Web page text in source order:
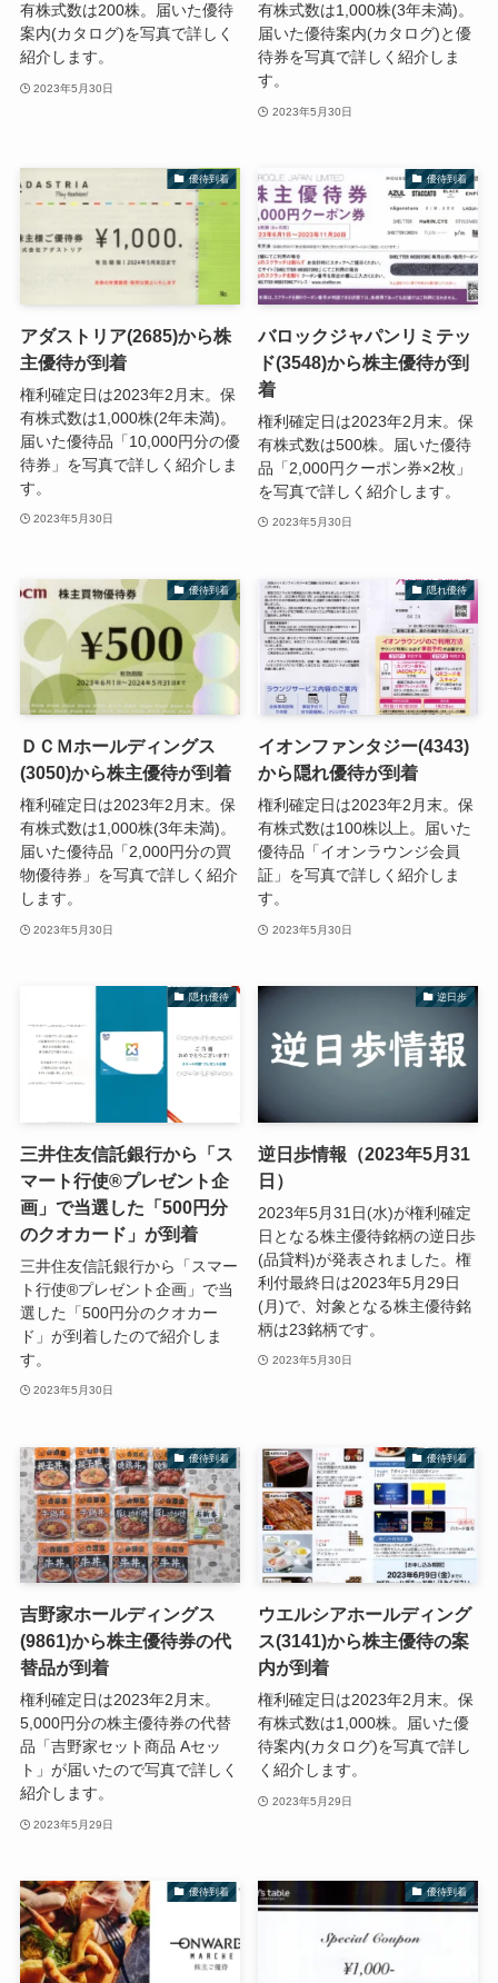
有株式数は200株。届いた優待
案内(カタログ)を写真で詳しく
紹介します。
2023年5月30日
有株式数は1,000株(3年未満)。
届いた優待案内(カタログ)と優
待券を写真で詳しく紹介しま
す。
2023年5月30日
優待到着
アダストリア(2685)から株
主優待が到着
権利確定日は2023年2月末。保
有株式数は1,000株(2年未満)。
届いた優待品「10,000円分の優
待券」を写真で詳しく紹介しま
す。
2023年5月30日
優待到着
バロックジャパンリミテッ
ド(3548)から株主優待が到
着
権利確定日は2023年2月末。保
有株式数は500株。届いた優待
品「2,000円クーポン券×2枚」
を写真で詳しく紹介します。
2023年5月30日
優待到着
ＤＣＭホールディングス
(3050)から株主優待が到着
権利確定日は2023年2月末。保
有株式数は1,000株(3年未満)。
届いた優待品「2,000円分の買
物優待券」を写真で詳しく紹介
します。
2023年5月30日
隠れ優待
イオンファンタジー(4343)
から隠れ優待が到着
権利確定日は2023年2月末。保
有株式数は100株以上。届いた
優待品「イオンラウンジ会員
証」を写真で詳しく紹介しま
す。
2023年5月30日
隠れ優待
三井住友信託銀行から「ス
マート行使®プレゼント企
画」で当選した「500円分
のクオカード」が到着
三井住友信託銀行から「スマー
ト行使®プレゼント企画」で当
選した「500円分のクオカー
ド」が到着したので紹介しま
す。
2023年5月30日
逆日歩
逆日歩情報（2023年5月31
日）
2023年5月31日(水)が権利確定
日となる株主優待銘柄の逆日歩
(品貸料)が発表されました。権
利付最終日は2023年5月29日
(月)で、対象となる株主優待銘
柄は23銘柄です。
2023年5月30日
優待到着
吉野家ホールディングス
(9861)から株主優待券の代
替品が到着
権利確定日は2023年2月末。
5,000円分の株主優待券の代替
品「吉野家セット商品 Aセッ
ト」が届いたので写真で詳しく
紹介します。
2023年5月29日
優待到着
ウエルシアホールディング
ス(3141)から株主優待の案
内が到着
権利確定日は2023年2月末。保
有株式数は1,000株。届いた優
待案内(カタログ)を写真で詳し
く紹介します。
2023年5月29日
優待到着 優待到着